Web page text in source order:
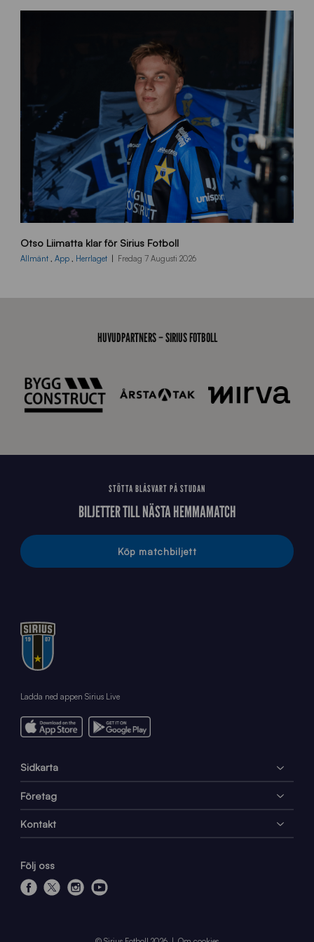
0
6
L
_
n
Otso Liimatta klar för Sirius Fotboll
Allmänt , App , Herrlaget Fredag 7 Augusti 2026
HUVUDPARTNERS – SIRIUS FOTBOLL
STÖTTA BLÅSVART PÅ STUDAN
BILJETTER TILL NÄSTA HEMMAMATCH
Köp matchbiljett
Ladda ned appen Sirius Live
Sidkarta
Företag
Kontakt
Följ oss
f
x
i
y
t